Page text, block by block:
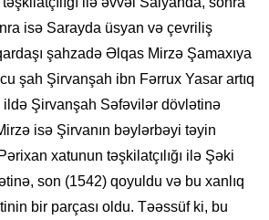
isə Sarayda üsyan və çevriliş
şahzadə Əlqas Mirzə Şamaxıya
şah Şirvanşah ibn Fərrux Yasar artıq
Şirvanşah Səfəvilər dövlətinə
isə Şirvanın bəylərbəyi təyin
xatunun təşkilatçılığı ilə Şəki
son (1542) qoyuldu və bu xanlıq
bir parçası oldu. Təəssüf ki, bu